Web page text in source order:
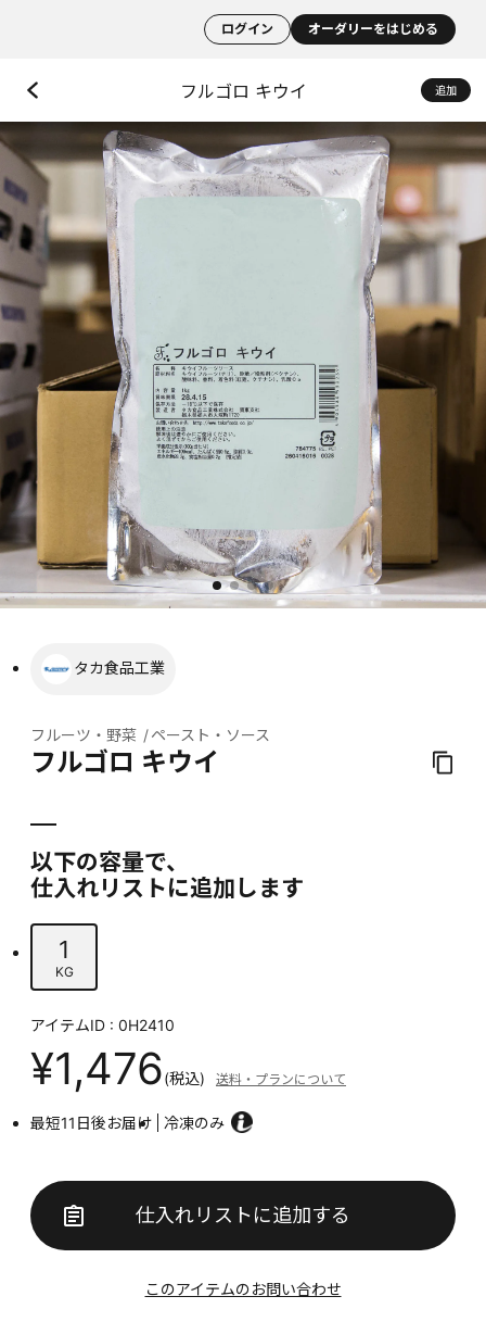
ログイン オーダリーをはじめる
フルゴロ キウイ 追加
タカ食品工業
フルーツ・野菜 ペースト・ソース
フルゴロ キウイ
以下の容量で、
仕入れリストに追加します
1
KG
アイテムID : 0H2410
¥1,476(税込) 送料・プランについて
最短11日後お届け 冷凍のみ
仕入れリストに追加する
このアイテムのお問い合わせ